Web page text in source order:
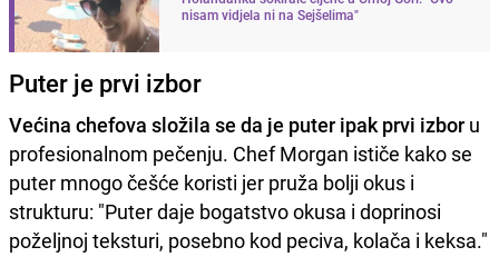
nisam vidjela ni na Sejšelima"
Puter je prvi izbor
Većina chefova složila se da je puter ipak prvi izbor u
profesionalnom pečenju. Chef Morgan ističe kako se
puter mnogo češće koristi jer pruža bolji okus i
strukturu: "Puter daje bogatstvo okusa i doprinosi
poželjnoj teksturi, posebno kod peciva, kolača i keksa."